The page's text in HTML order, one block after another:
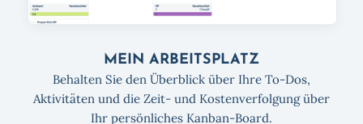
MEIN ARBEITSPLATZ
Behalten Sie den Überblick über Ihre To-Dos,
Aktivitäten und die Zeit- und Kostenverfolgung über
Ihr persönliches Kanban-Board.